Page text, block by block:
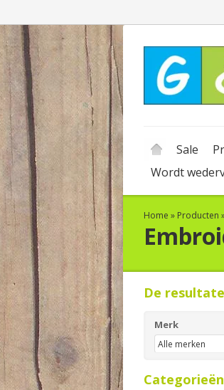
Sale
Wordt
Home » Producten
De
Merk
Categorieën